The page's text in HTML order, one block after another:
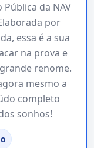
da NAV
por
essa é a sua
na prova e
renome.
mesmo a
completo
sonhos!